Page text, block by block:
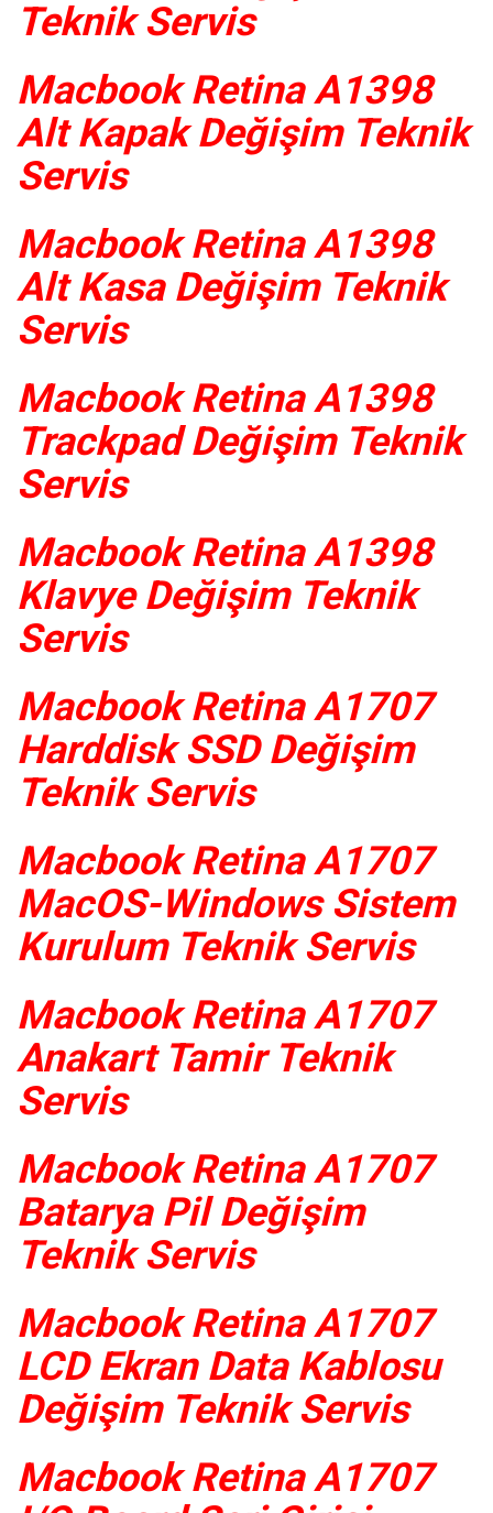
Teknik Servis
Macbook Retina A1398
Alt Kapak Değişim Teknik
Servis
Macbook Retina A1398
Alt Kasa Değişim Teknik
Servis
Macbook Retina A1398
Trackpad Değişim Teknik
Servis
Macbook Retina A1398
Klavye Değişim Teknik
Servis
Macbook Retina A1707
Harddisk SSD Değişim
Teknik Servis
Macbook Retina A1707
MacOS-Windows Sistem
Kurulum Teknik Servis
Macbook Retina A1707
Anakart Tamir Teknik
Servis
Macbook Retina A1707
Batarya Pil Değişim
Teknik Servis
Macbook Retina A1707
LCD Ekran Data Kablosu
Değişim Teknik Servis
Macbook Retina A1707